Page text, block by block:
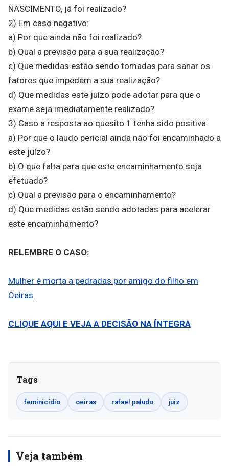
NASCIMENTO, já foi realizado?
2) Em caso negativo:
a) Por que ainda não foi realizado?
b) Qual a previsão para a sua realização?
c) Que medidas estão sendo tomadas para sanar os
fatores que impedem a sua realização?
d) Que medidas este juízo pode adotar para que o
exame seja imediatamente realizado?
3) Caso a resposta ao quesito 1 tenha sido positiva:
a) Por que o laudo pericial ainda não foi encaminhado a
este juízo?
b) O que falta para que este encaminhamento seja
efetuado?
c) Qual a previsão para o encaminhamento?
d) Que medidas estão sendo adotadas para acelerar
este encaminhamento?
RELEMBRE O CASO:
Mulher é morta a pedradas por amigo do filho em
Oeiras
CLIQUE AQUI E VEJA A DECISÃO NA ÍNTEGRA
Tags
feminicídio oeiras rafael paludo juiz
Veja também